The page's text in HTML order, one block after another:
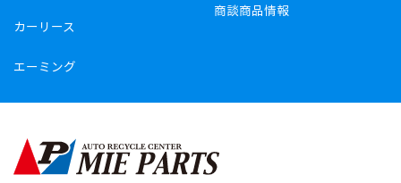
カーリース
エーミング
商談商品情報